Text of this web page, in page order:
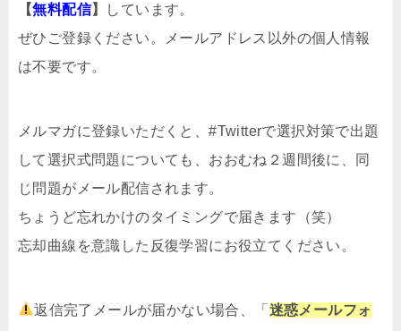
【無料配信】
しています。
ぜひご登録ください。メールアドレス以外の個人情報
は不要です。
メルマガに登録いただくと、#Twitterで選択対策で出題
して選択式問題についても、おおむね２週間後に、同
じ問題がメール配信されます。
ちょうど忘れかけのタイミングで届きます（笑）
忘却曲線を意識した反復学習にお役立てください。
返信完了メールが届かない場合、「 迷惑メールフォ